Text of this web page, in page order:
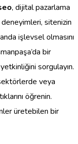
, dijital pazarlama
sitenizin
işlevsel olmasını
bir
sorgulayın.
veya
öğrenin.
üretebilen bir